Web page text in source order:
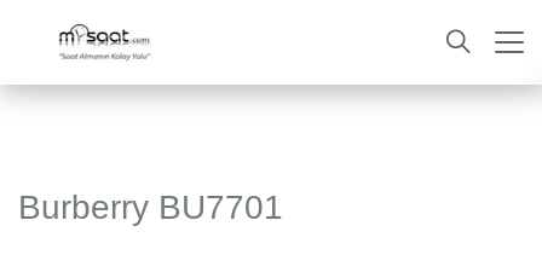
ARA
Burberry BU7701